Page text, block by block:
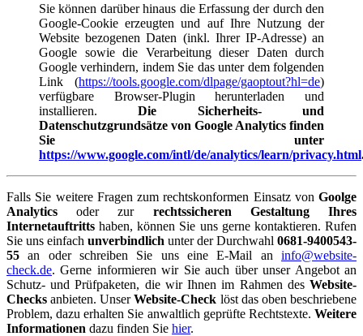
Sie können darüber hinaus die Erfassung der durch den
Google-Cookie erzeugten und auf Ihre Nutzung der
Website bezogenen Daten (inkl. Ihrer IP-Adresse) an
Google sowie die Verarbeitung dieser Daten durch
Google verhindern, indem Sie das unter dem folgenden
Link (https://tools.google.com/dlpage/gaoptout?hl=de)
verfügbare Browser-Plugin herunterladen und
installieren.Die Sicherheits- und
Datenschutzgrundsätze von Google Analytics finden
Sie unter
https://www.google.com/intl/de/analytics/learn/privacy.html
Falls Sie weitere Fragen zum rechtskonformen Einsatz von Goolge
Analytics oder zur rechtssicheren Gestaltung Ihres
Internetauftritts haben, können Sie uns gerne kontaktieren. Rufen
Sie uns einfach unverbindlich unter der Durchwahl 0681-9400543-
55 an oder schreiben Sie uns eine E-Mail an info@website-
check.de. Gerne informieren wir Sie auch über unser Angebot an
Schutz- und Prüfpaketen, die wir Ihnen im Rahmen des Website-
Checks anbieten. UnserWebsite-Check löst das oben beschriebene
Problem, dazu erhalten Sie anwaltlich geprüfte Rechtstexte. Weitere
Informationen dazu finden Sie hier.